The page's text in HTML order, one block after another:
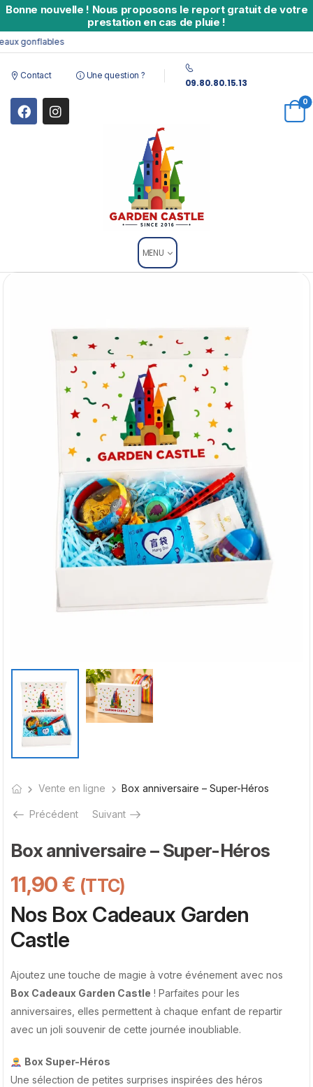
Bonne nouvelle ! Nous proposons le report gratuit de votre
prestation en cas de pluie !
gonflables
Contact Une question ?
09.80.80.15.13
0
MENU
Vente en ligne Box anniversaire – Super-Héros
Précédent Suivant
Box anniversaire – Super-Héros
11,90€ (TTC)
Nos Box Cadeaux Garden
Castle
Ajoutez une touche de magie à votre événement avec nos
Box Cadeaux Garden Castle ! Parfaites pour les
anniversaires, elles permettent à chaque enfant de repartir
avec un joli souvenir de cette journée inoubliable.
Box Super-Héros
Une sélection de petites surprises inspirées des héros